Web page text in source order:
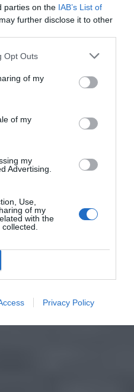
parties on the IAB’s List of
further disclose it to other
Opt Outs
of my
of my
my
Advertising.
Use,
of my
with the
Privacy Policy